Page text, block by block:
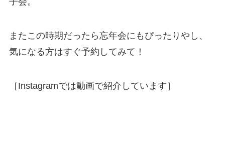
またこの時期だったら忘年会にもぴったりやし、
気になる方はすぐ予約してみて！
［Instagramでは動画で紹介しています］